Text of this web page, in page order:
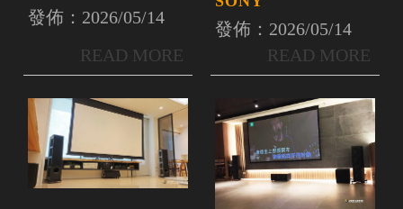
發佈：2026/05/14
發佈：2026/05/14